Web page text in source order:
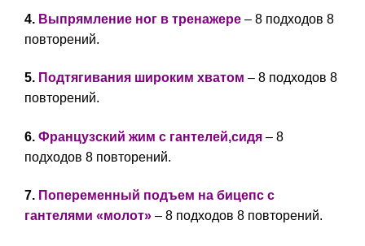
4. Выпрямление ног в тренажере – 8 подходов 8
повторений.
5. Подтягивания широким хватом – 8 подходов 8
повторений.
6. Французский жим с гантелей,сидя – 8
подходов 8 повторений.
7. Попеременный подъем на бицепс с
гантелями «молот» – 8 подходов 8 повторений.